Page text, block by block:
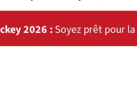
2026 :Soyez prêt pour